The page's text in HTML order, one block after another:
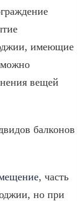
имеющие
можно
вещей
балконов
, часть
но при